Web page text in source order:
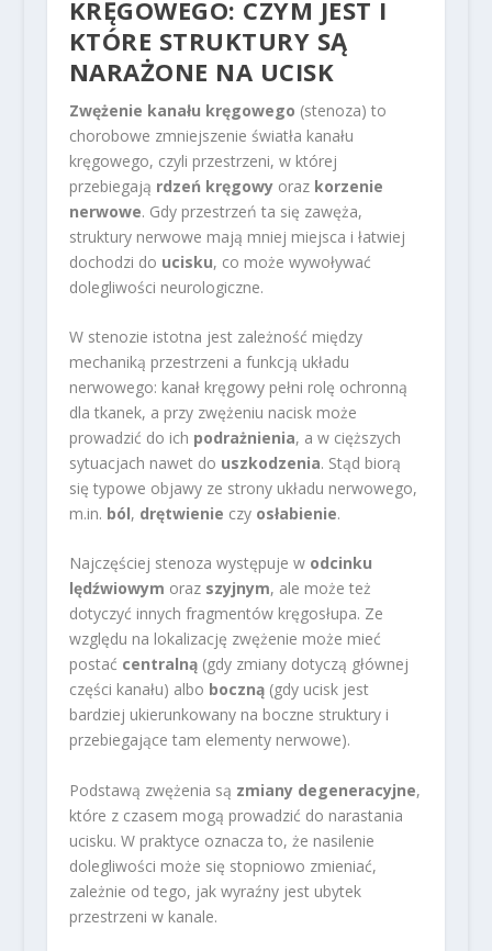
KRĘGOWEGO: CZYM JEST I
KTÓRE STRUKTURY SĄ
NARAŻONE NA UCISK
Zwężenie kanału kręgowego (stenoza) to
chorobowe zmniejszenie światła kanału
kręgowego, czyli przestrzeni, w której
przebiegają rdzeń kręgowyoraz korzenie
nerwowe. Gdy przestrzeń ta się zawęża,
struktury nerwowe mają mniej miejsca i łatwiej
dochodzi do ucisku, co może wywoływać
dolegliwości neurologiczne.
W stenozie istotna jest zależność między
mechaniką przestrzeni a funkcją układu
nerwowego: kanał kręgowy pełni rolę ochronną
dla tkanek, a przy zwężeniu nacisk może
prowadzić do ich podrażnienia, a w cięższych
sytuacjach nawet do uszkodzenia. Stąd biorą
się typowe objawy ze strony układu nerwowego,
m.in. ból, drętwienie czy osłabienie.
Najczęściej stenoza występuje w odcinku
lędźwiowym oraz szyjnym, ale może też
dotyczyć innych fragmentów kręgosłupa. Ze
względu na lokalizację zwężenie może mieć
postać centralną(gdy zmiany dotyczą głównej
części kanału) albo boczną(gdy ucisk jest
bardziej ukierunkowany na boczne struktury i
przebiegające tam elementy nerwowe).
Podstawą zwężenia są zmiany degeneracyjne,
które z czasem mogą prowadzić do narastania
ucisku. W praktyce oznacza to, że nasilenie
dolegliwości może się stopniowo zmieniać,
zależnie od tego, jak wyraźny jest ubytek
przestrzeni w kanale.